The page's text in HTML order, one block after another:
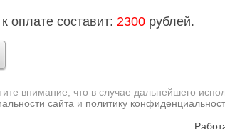
оплате составит: 2300 рублей.
внимание, что в случае дальнейшего
сайта и политику